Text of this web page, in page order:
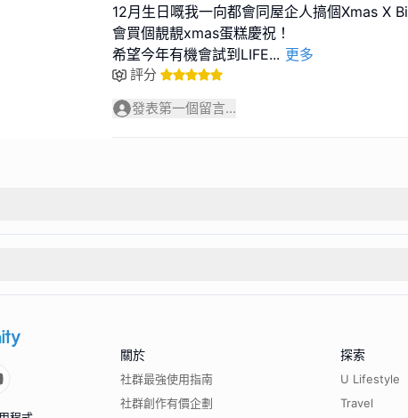
12月生日嘅我一向都會同屋企人搞個Xmas X
會買個靚靚xmas蛋糕慶祝！
希望今年有機會試到LIFE... 更多
評分
發表第一個留言...
關於
社群最強使用指南
社群創作有價企劃
探索
U Lifestyle
Travel